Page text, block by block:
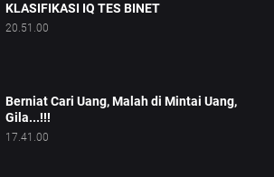
KLASIFIKASI IQ TES BINET
20.51.00
Berniat Cari Uang, Malah di Mintai Uang,
Gila...!!!
17.41.00